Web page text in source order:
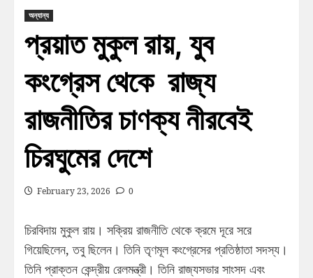
অন্যান্য
প্রয়াত মুকুল রায়, যুব
কংগ্রেস থেকে রাজ্য
রাজনীতির চাণক্য নীরবেই
চিরঘুমের দেশে
February 23, 2026 0
চিরবিদায় মুকুল রায়। সক্রিয় রাজনীতি থেকে ক্রমে দূরে সরে
গিয়েছিলেন, তবু ছিলেন। তিনি তৃণমূল কংগ্রেসের প্রতিষ্ঠাতা সদস্য।
তিনি প্রাক্তন কেন্দ্রীয় রেলমন্ত্রী। তিনি রাজ্যসভার সাংসদ এবং